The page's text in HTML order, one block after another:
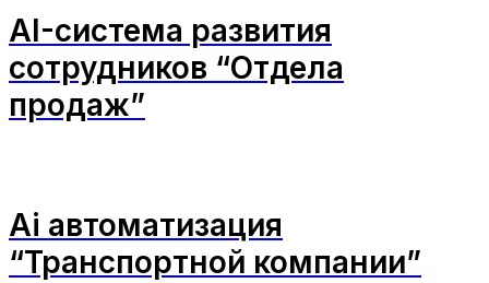
AI-система развития
сотрудников “Отдела
продаж”
Ai автоматизация
“Транспортной компании”